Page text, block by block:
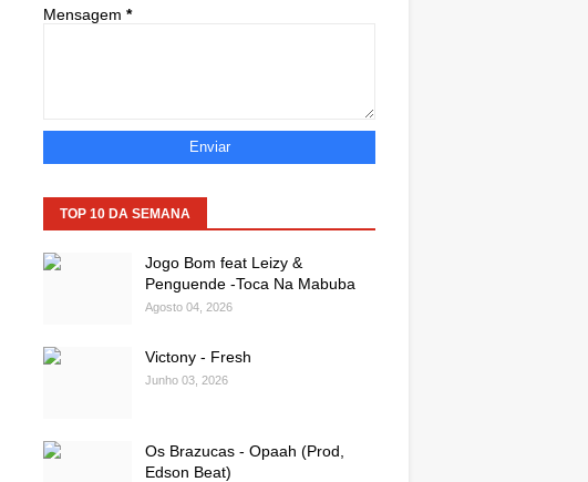
Mensagem *
TOP 10 DA SEMANA
Jogo Bom feat Leizy &
Penguende -Toca Na Mabuba
Agosto 04, 2026
Victony - Fresh
Junho 03, 2026
Os Brazucas - Opaah (Prod,
Edson Beat)